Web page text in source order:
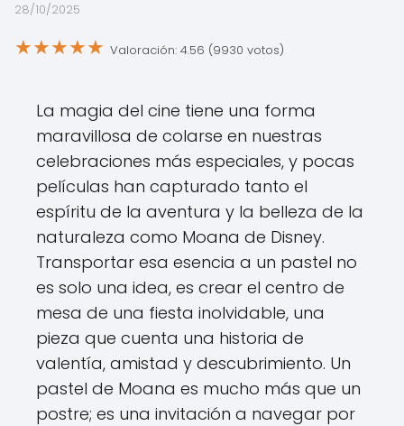
28/10/2025
★★★★★ Valoración: 4.56 (9930 votos)
La magia del cine tiene una forma
maravillosa de colarse en nuestras
celebraciones más especiales, y pocas
películas han capturado tanto el
espíritu de la aventura y la belleza de la
naturaleza como Moana de Disney.
Transportar esa esencia a un pastel no
es solo una idea, es crear el centro de
mesa de una fiesta inolvidable, una
pieza que cuenta una historia de
valentía, amistad y descubrimiento. Un
pastel de Moana es mucho más que un
postre; es una invitación a navegar por